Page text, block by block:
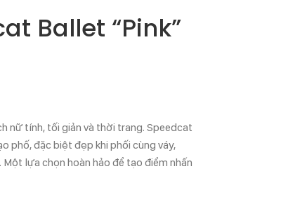
Ballet “Pink”
nữ tính, tối giản và thời trang. Speedcat
phố, đặc biệt đẹp khi phối cùng váy,
lựa chọn hoàn hảo để tạo điểm nhấn